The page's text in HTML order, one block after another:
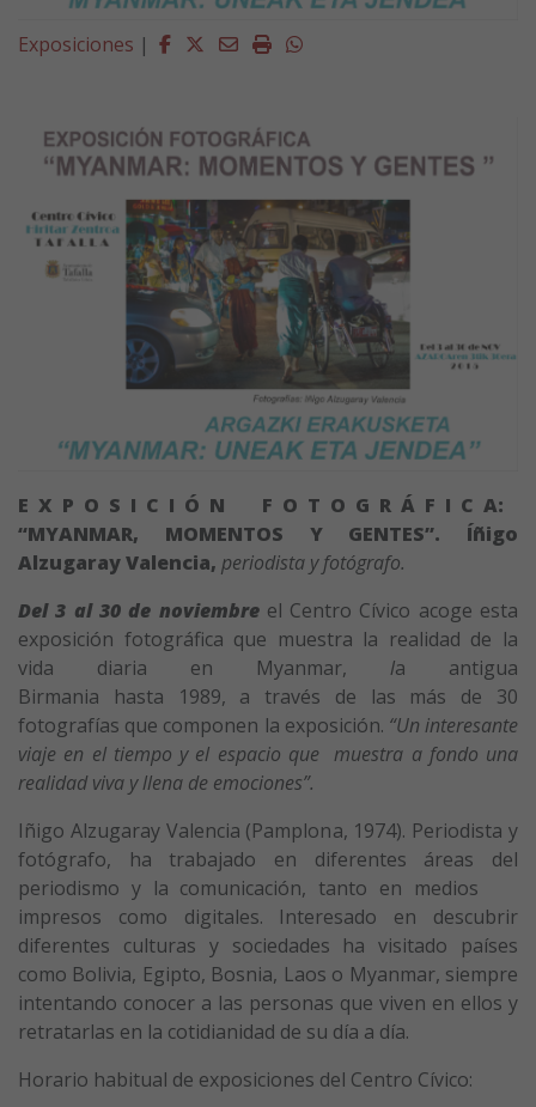
Exposiciones | Facebook
Twitter
EmailImprimirWhatsapp
E X P O S I C I Ó N F O T O G R Á F I C A:
“MYANMAR, MOMENTOS Y GENTES”. Íñigo
Alzugaray Valencia, periodista y fotógrafo.
Del 3 al 30 de noviembre el Centro Cívico acoge esta
exposición fotográfica que muestra la realidad de la
vida diaria en Myanmar, la antigua
Birmania hasta 1989, a través de las más de 30
fotografías que componen la exposición. “Un interesante
viaje en el tiempo y el espacio que muestra a fondo una
realidad viva y llena de emociones”.
Iñigo Alzugaray Valencia (Pamplona, 1974). Periodista y
fotógrafo, ha trabajado en diferentes áreas del
periodismo y la comunicación, tanto en medios
impresos como digitales. Interesado en descubrir
diferentes culturas y sociedades ha visitado países
como Bolivia, Egipto, Bosnia, Laos o Myanmar, siempre
intentando conocer a las personas que viven en ellos y
retratarlas en la cotidianidad de su día a día.
Horario habitual de exposiciones del Centro Cívico: